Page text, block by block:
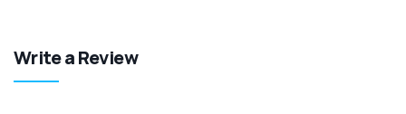
Write a Review